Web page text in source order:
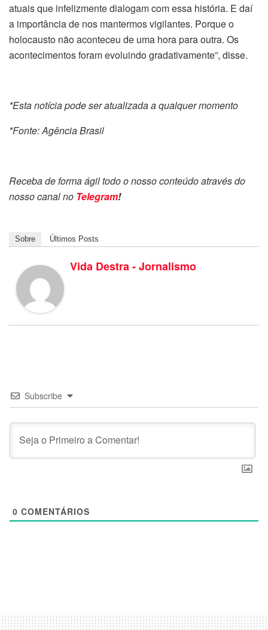
atuais que infelizmente dialogam com essa história. E daí
a importância de nos mantermos vigilantes. Porque o
holocausto não aconteceu de uma hora para outra. Os
acontecimentos foram evoluindo gradativamente”, disse.
*Esta notícia pode ser atualizada a qualquer momento
*Fonte: Agência Brasil
Receba de forma ágil todo o nosso conteúdo através do
nosso canal no Telegram!
Sobre Últimos Posts
Vida Destra - Jornalismo
Subscribe
0 COMENTÁRIOS